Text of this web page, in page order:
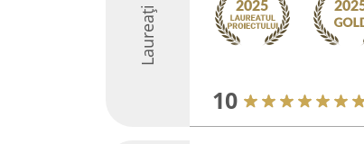
Laureați
10